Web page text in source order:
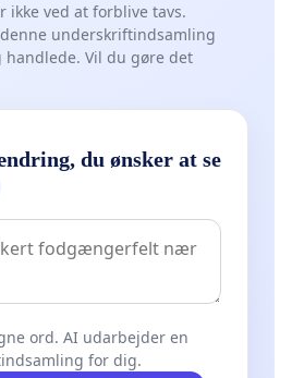
ikke ved at forblive tavs.
underskriftindsamling
handlede. Vil du gøre det
du ønsker at se
ord. AI udarbejder en
for dig.